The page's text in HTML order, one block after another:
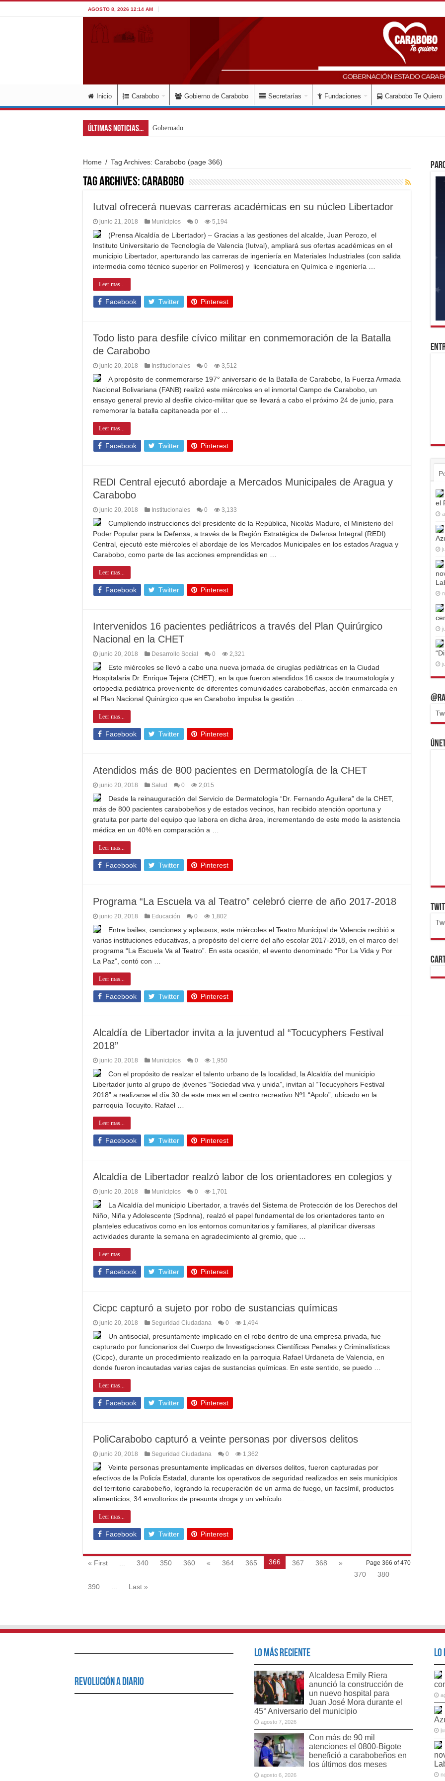
AGOSTO 8, 2026 12:14 AM
Inicio Carabobo Gobierno de Carabobo Secretarías Fundaciones Carabobo Te Quiero
Últimas Noticias... Gobernador Lacava y alcaldesa Riera supervisaron avan
Home / Tag Archives: Carabobo (page 366)
Tag Archives:Carabobo
Iutval ofrecerá nuevas carreras académicas en su núcleo Libertador
junio 21, 2018 Municipios 0 5,194
(Prensa Alcaldía de Libertador) – Gracias a las gestiones del alcalde, Juan Perozo, el
Instituto Universitario de Tecnología de Valencia (Iutval), ampliará sus ofertas académicas en el
municipio Libertador, aperturando las carreras de ingeniería en Materiales Industriales (con salida
intermedia como técnico superior en Polímeros) y licenciatura en Química e ingeniería …
Leer mas...
Facebook Twitter Pinterest
Todo listo para desfile cívico militar en conmemoración de la Batalla
de Carabobo
junio 20, 2018 Institucionales 0 3,512
A propósito de conmemorarse 197° aniversario de la Batalla de Carabobo, la Fuerza Armada
Nacional Bolivariana (FANB) realizó este miércoles en el inmortal Campo de Carabobo, un
ensayo general previo al desfile cívico-militar que se llevará a cabo el próximo 24 de junio, para
rememorar la batalla capitaneada por el …
Leer mas...
Facebook Twitter Pinterest
REDI Central ejecutó abordaje a Mercados Municipales de Aragua y
Carabobo
junio 20, 2018 Institucionales 0 3,133
Cumpliendo instrucciones del presidente de la República, Nicolás Maduro, el Ministerio del
Poder Popular para la Defensa, a través de la Región Estratégica de Defensa Integral (REDI)
Central, ejecutó este miércoles el abordaje de los Mercados Municipales en los estados Aragua y
Carabobo, como parte de las acciones emprendidas en …
Leer mas...
Facebook Twitter Pinterest
Intervenidos 16 pacientes pediátricos a través del Plan Quirúrgico
Nacional en la CHET
junio 20, 2018 Desarrollo Social 0 2,321
Este miércoles se llevó a cabo una nueva jornada de cirugías pediátricas en la Ciudad
Hospitalaria Dr. Enrique Tejera (CHET), en la que fueron atendidos 16 casos de traumatología y
ortopedia pediátrica proveniente de diferentes comunidades carabobeñas, acción enmarcada en
el Plan Nacional Quirúrgico que en Carabobo impulsa la gestión …
Leer mas...
Facebook Twitter Pinterest
Atendidos más de 800 pacientes en Dermatología de la CHET
junio 20, 2018 Salud 0 2,015
Desde la reinauguración del Servicio de Dermatología “Dr. Fernando Aguilera” de la CHET,
más de 800 pacientes carabobeños y de estados vecinos, han recibido atención oportuna y
gratuita por parte del equipo que labora en dicha área, incrementando de este modo la asistencia
médica en un 40% en comparación a …
Leer mas...
Facebook Twitter Pinterest
Programa “La Escuela va al Teatro” celebró cierre de año 2017-2018
junio 20, 2018 Educación 0 1,802
Entre bailes, canciones y aplausos, este miércoles el Teatro Municipal de Valencia recibió a
varias instituciones educativas, a propósito del cierre del año escolar 2017-2018, en el marco del
programa “La Escuela Va al Teatro”. En esta ocasión, el evento denominado “Por La Vida y Por
La Paz”, contó con …
Leer mas...
Facebook Twitter Pinterest
Alcaldía de Libertador invita a la juventud al “Tocucyphers Festival
2018”
junio 20, 2018 Municipios 0 1,950
Con el propósito de realzar el talento urbano de la localidad, la Alcaldía del municipio
Libertador junto al grupo de jóvenes “Sociedad viva y unida”, invitan al “Tocucyphers Festival
2018” a realizarse el día 30 de este mes en el centro recreativo Nº1 “Apolo”, ubicado en la
parroquia Tocuyito. Rafael …
Leer mas...
Facebook Twitter Pinterest
Alcaldía de Libertador realzó labor de los orientadores en colegios y
junio 20, 2018 Municipios 0 1,701
La Alcaldía del municipio Libertador, a través del Sistema de Protección de los Derechos del
Niño, Niña y Adolescente (Spdnna), realzó el papel fundamental de los orientadores tanto en
planteles educativos como en los entornos comunitarios y familiares, al planificar diversas
actividades durante la semana en agradecimiento al gremio, que …
Leer mas...
Facebook Twitter Pinterest
Cicpc capturó a sujeto por robo de sustancias químicas
junio 20, 2018 Seguridad Ciudadana 0 1,494
Un antisocial, presuntamente implicado en el robo dentro de una empresa privada, fue
capturado por funcionarios del Cuerpo de Investigaciones Científicas Penales y Criminalísticas
(Cicpc), durante un procedimiento realizado en la parroquia Rafael Urdaneta de Valencia, en
donde fueron incautadas varias cajas de sustancias químicas. En este sentido, se puedo …
Leer mas...
Facebook Twitter Pinterest
PoliCarabobo capturó a veinte personas por diversos delitos
junio 20, 2018 Seguridad Ciudadana 0 1,362
Veinte personas presuntamente implicadas en diversos delitos, fueron capturadas por
efectivos de la Policía Estadal, durante los operativos de seguridad realizados en seis municipios
del territorio carabobeño, logrando la recuperación de un arma de fuego, un facsímil, productos
alimenticios, 34 envoltorios de presunta droga y un vehículo. …
Leer mas...
Facebook Twitter Pinterest
Page 366 of 470
« First 340 350 360 « 364 365 366 367 368
»
370
380
390
Last »
el
Revolución a Diario
Lo Más Reciente
Alcaldesa Emily Riera
anunció la construcción de
un nuevo hospital para
Juan José Mora durante el
45° Aniversario del municipio
agosto 7, 2026
Con más de 90 mil
atenciones el 0800-Bigote
benefició a carabobeños en
los últimos dos meses
agosto 6, 2026